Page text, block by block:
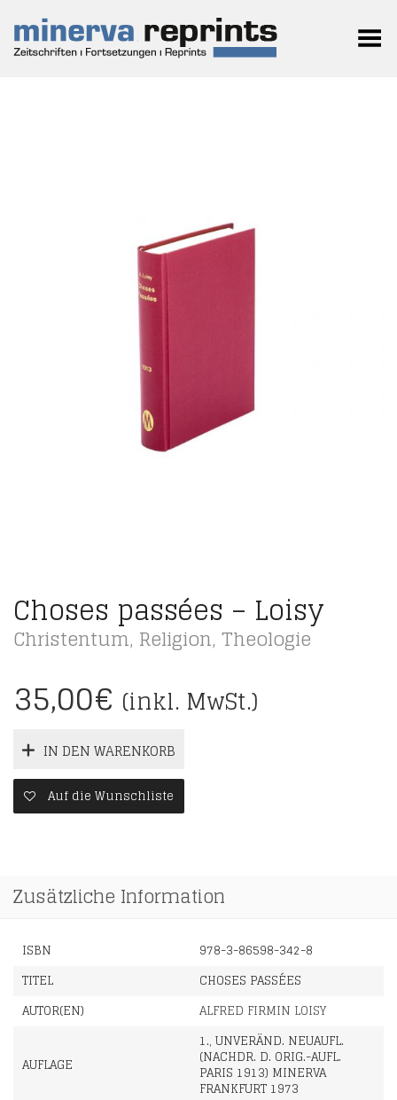
Toggle Menu
Choses passées – Loisy
Christentum, Religion, Theologie
35,00€ (inkl. MwSt.)
IN DEN WARENKORB
Auf die Wunschliste
Zusätzliche Information
ISBN
978-3-86598-342-8
TITEL
CHOSES PASSÉES
AUTOR(EN)
ALFRED FIRMIN LOISY
AUFLAGE
1., UNVERÄND. NEUAUFL.
(NACHDR. D. ORIG.-AUFL.
PARIS 1913) MINERVA
FRANKFURT 1973